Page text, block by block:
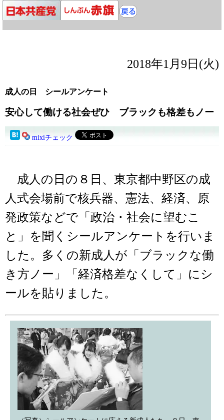
2018年1月9日(火)
成人の日 シールアンケート
安心して働ける社会ぜひ ブラックも格差もノー
mixiチェック
成人の日の８日、東京都中野区の成
人式会場前で核兵器、憲法、経済、原
発政策などで「政治・社会に望むこ
と」を聞くシールアンケートを行いま
した。多くの新成人が「ブラックな働
き方ノー」「経済格差なくして」にシ
ールを貼りました。